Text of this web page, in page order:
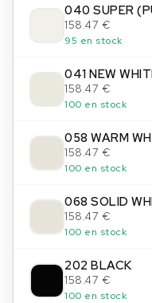
040 SUPER
158.47 €
95 en stock
041 NEW
158.47 €
100 en stock
058 WARM
158.47 €
100 en stock
068 SOLID
158.47 €
100 en stock
202 BLACK
158.47 €
100 en stock